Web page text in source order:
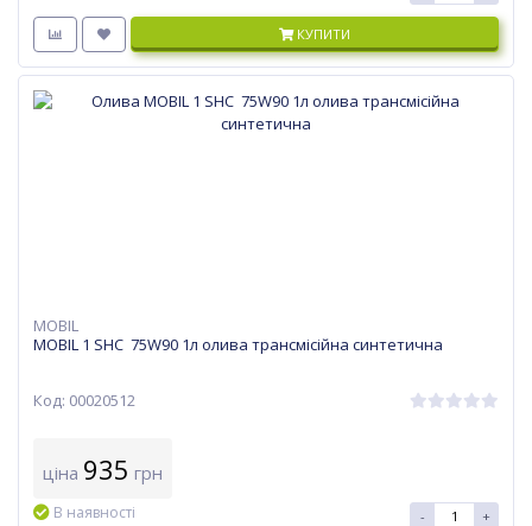
КУПИТИ
MOBIL
MOBIL 1 SHC 75W90 1л олива трансмісійна синтетична
Код: 00020512
ціна 935 грн
В наявності - +